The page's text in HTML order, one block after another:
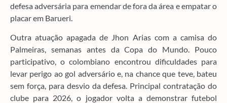
defesa adversária para emendar de fora da área e empatar o
placar em Barueri.
Outra atuação apagada de Jhon Arias com a camisa do
Palmeiras, semanas antes da Copa do Mundo. Pouco
participativo, o colombiano encontrou dificuldades para
levar perigo ao gol adversário e, na chance que teve, bateu
sem força, para desvio da defesa. Principal contratação do
clube para 2026, o jogador volta a demonstrar futebol